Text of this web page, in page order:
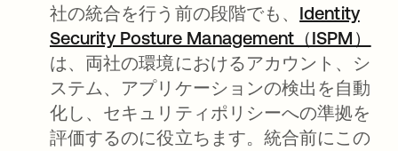
社の統合を行う前の段階でも、 Identity
Security Posture Management（ISPM）
は、両社の環境におけるアカウント、シ
ステム、アプリケーションの検出を自動
化し、セキュリティポリシーへの準拠を
評価するのに役立ちます。統合前にこの